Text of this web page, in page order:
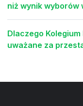
niż wynik wyborów
Dlaczego
uważane za